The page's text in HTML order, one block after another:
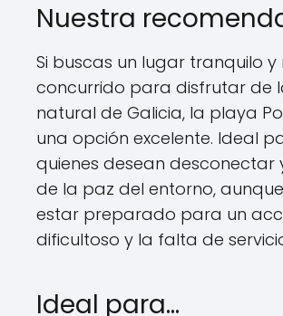
Nuestra
Si buscas un lugar tranquilo y
concurrido para disfrutar de
natural de Galicia, la playa
una opción excelente. Ideal
quienes desean desconectar
de la paz del entorno,
estar preparado para un
dificultoso y la falta de
Ideal para…